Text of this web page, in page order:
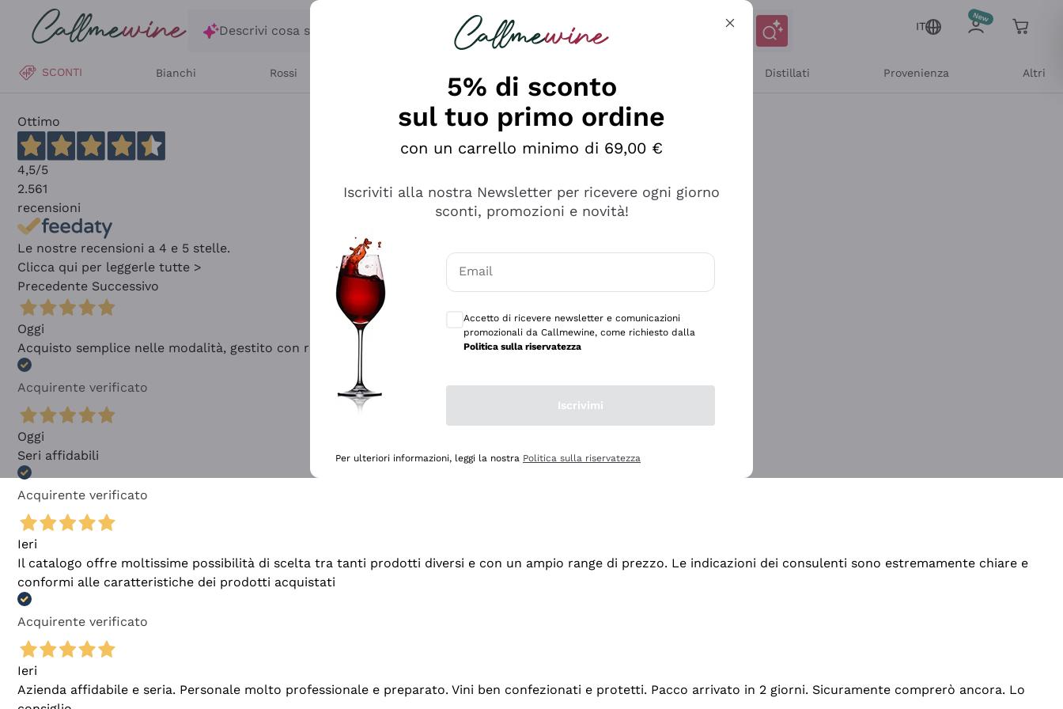
Salta al contenuto principale
Descrivi cosa stai cercando
IT
SCONTI Bianchi Rossi Distillati Provenienza Altri
Ottimo
4,5/5
2.561
recensioni
Le nostre recensioni a 4 e 5 stelle.
Clicca qui per leggerle tutte >
Precedente Successivo
Oggi
Acquisto semplice nelle modalità, gestito con rapidità e professionalità
Acquirente verificato
Oggi
Seri affidabili
Acquirente verificato
Ieri
Il catalogo offre moltissime possibilità di scelta tra tanti prodotti diversi e con un ampio range di prezzo. Le indicazioni dei consulenti sono estremamente chiare e
conformi alle caratteristiche dei prodotti acquistati
Acquirente verificato
Ieri
Azienda affidabile e seria. Personale molto professionale e preparato. Vini ben confezionati e protetti. Pacco arrivato in 2 giorni. Sicuramente comprerò ancora. Lo
5% di sconto
sul tuo primo ordine
con un carrello minimo di 69,00 €
Iscriviti alla nostra Newsletter per ricevere ogni giorno
sconti, promozioni e novità!
Email
Accetto di ricevere newsletter e comunicazioni
promozionali da Callmewine, come richiesto dalla
Politica sulla riservatezza
Iscrivimi
Per ulteriori informazioni, leggi la nostra Politica sulla riservatezza